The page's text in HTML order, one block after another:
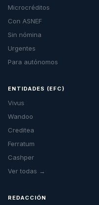
Microcréditos
Con ASNEF
Sin nómina
Urgentes
Para autónomos
ENTIDADES (EFC)
Vivus
Wandoo
Creditea
Ferratum
Cashper
Ver todas →
REDACCIÓN